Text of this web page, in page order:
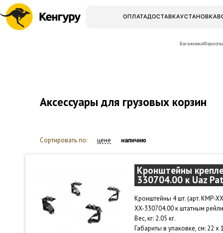
ОПЛАТАДОСТАВКАУСТАНОВКА
БагажникиФаркопы
Аксессуары для грузовых корзин
Сортировать по: цене наличию
Кронштейны
330704.00 к Uaz
Кронштейны 4 шт. (арт. KMP-
XX-330704.00 к штатным
Вес, кг: 2.05 кг.
Габариты в упаковке, см: 22 х